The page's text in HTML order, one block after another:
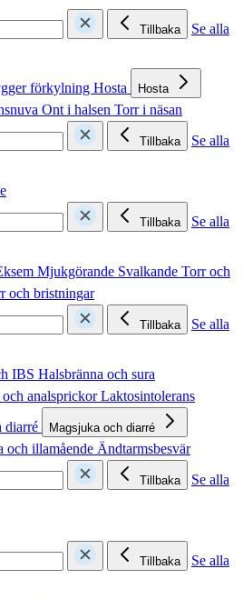
Tillbaka
Se alla
förkylning Hosta Hosta
Ont i halsen Torr i näsan
Tillbaka
Se alla
Tillbaka
Se alla
Mjukgörande Svalkande Torr och
och bristningar
Tillbaka
Se alla
IBS Halsbränna och sura
analsprickorLaktosintolerans
diarré Magsjuka och diarré
och illamående Ändtarmsbesvär
Tillbaka
Se alla
Tillbaka
Se alla